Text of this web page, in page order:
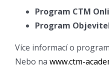
Program CTM
Program
Více informací o
Nebo na www.ctm-